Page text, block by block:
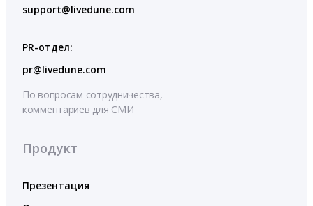
support@livedune.com
PR-отдел:
pr@livedune.com
По вопросам сотрудничества,
комментариев для СМИ
Продукт
Презентация